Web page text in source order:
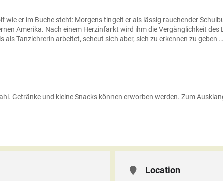
wie er im Buche steht: Morgens tingelt er als lässig rauchender
Amerika. Nach einem Herzinfarkt wird ihm die Vergänglichkeit des
als Tanzlehrerin arbeitet, scheut sich aber, sich zu erkennen zu geben …
Getränke und kleine Snacks können erworben werden. Zum
Location